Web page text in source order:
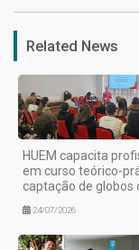
Related News
HUEM capacita
em curso teórico-
captação de globos
24/07/2026